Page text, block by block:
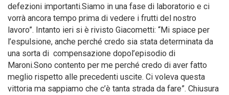
defezioni importanti.Siamo in una fase di laboratorio e ci
vorrà ancora tempo prima di vedere i frutti del nostro
lavoro”. Intanto ieri si è rivisto Giacometti: “Mi spiace per
l’espulsione, anche perché credo sia stata determinata da
una sorta di compensazione dopol’episodio di
Maroni.Sono contento per me perché credo di aver fatto
meglio rispetto alle precedenti uscite. Ci voleva questa
vittoria ma sappiamo che c’è tanta strada da fare”. Chiusura